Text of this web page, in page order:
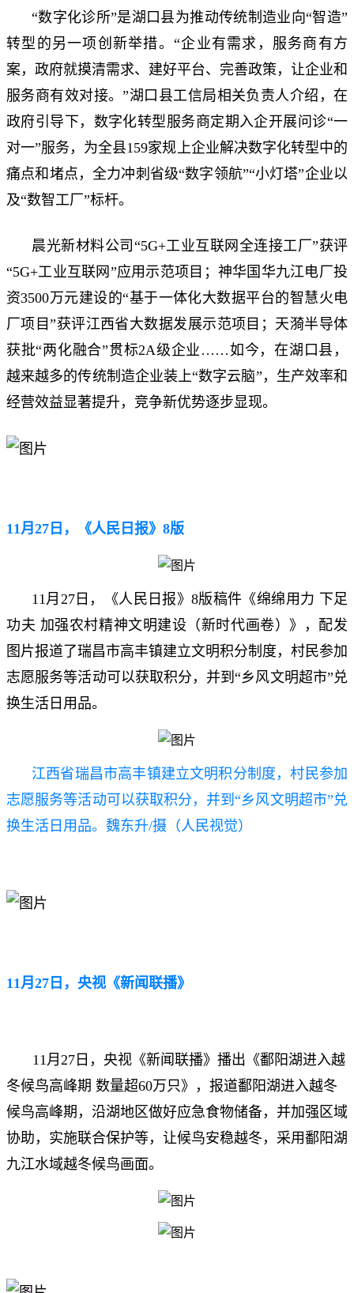
“数字化诊所”是湖口县为推动传统制造业向“智造”
转型的另一项创新举措。“企业有需求，服务商有方
案，政府就摸清需求、建好平台、完善政策，让企业和
服务商有效对接。”湖口县工信局相关负责人介绍，在
政府引导下，数字化转型服务商定期入企开展问诊“一
对一”服务，为全县159家规上企业解决数字化转型中的
痛点和堵点，全力冲刺省级“数字领航”“小灯塔”企业以
及“数智工厂”标杆。
晨光新材料公司“5G+工业互联网全连接工厂”获评
“5G+工业互联网”应用示范项目；神华国华九江电厂投
资3500万元建设的“基于一体化大数据平台的智慧火电
厂项目”获评江西省大数据发展示范项目；天漪半导体
获批“两化融合”贯标2A级企业……如今，在湖口县，
越来越多的传统制造企业装上“数字云脑”，生产效率和
经营效益显著提升，竞争新优势逐步显现。
11月27日，《人民日报》8版
11月27日，《人民日报》8版稿件《绵绵用力 下足
功夫 加强农村精神文明建设（新时代画卷）》，配发
图片报道了瑞昌市高丰镇建立文明积分制度，村民参加
志愿服务等活动可以获取积分，并到“乡风文明超市”兑
换生活日用品。
江西省瑞昌市高丰镇建立文明积分制度，村民参加
志愿服务等活动可以获取积分，并到“乡风文明超市”兑
换生活日用品。魏东升/摄（人民视觉）
11月27日，央视《新闻联播》
11月27日，央视《新闻联播》播出《鄱阳湖进入越
冬候鸟高峰期 数量超60万只》，报道鄱阳湖进入越冬
候鸟高峰期，沿湖地区做好应急食物储备，并加强区域
协助，实施联合保护等，让候鸟安稳越冬，采用鄱阳湖
九江水域越冬候鸟画面。